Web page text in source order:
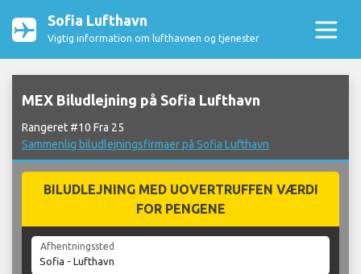
Sofia Lufthavn
Vigtig information om lufthavnen og tjenester
MEX Biludlejning på Sofia Lufthavn
Rangeret #10 Fra 25
Sammenlig biludlejningsfirmaer på Sofia Lufthavn
BILUDLEJNING MED UOVERTRUFFEN VÆRDI
FOR PENGENE
Afhentningssted